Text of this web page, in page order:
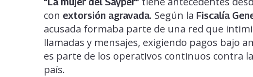
con extorsión agravada. Según la Fiscalía
acusada formaba parte de una red que
llamadas y mensajes, exigiendo pagos bajo
es parte de los operativos continuos contra
país.